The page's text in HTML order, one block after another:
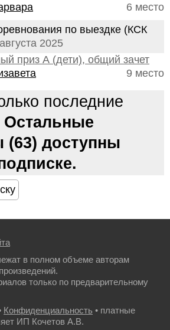
6 место
по выездке (КСК
2025
приз А (дети), общий зачет
9 место
последние
Остальные
(63) доступны
в полном объеме авторам
только по предварительному
Конфиденциальность • платные
ИП Кочетов А.В.